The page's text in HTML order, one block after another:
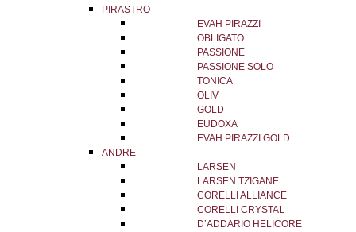
PIRASTRO
EVAH PIRAZZI
OBLIGATO
PASSIONE
PASSIONE SOLO
TONICA
OLIV
GOLD
EUDOXA
EVAH PIRAZZI GOLD
ANDRE
LARSEN
LARSEN TZIGANE
CORELLI ALLIANCE
CORELLI CRYSTAL
D’ADDARIO HELICORE